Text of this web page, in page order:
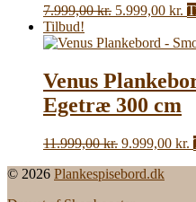
7.999,00kr. Den
pris
7.999,00 kr..
5.999,00 kr.
Tilbud!
Venus
Egetræ 300 cm
11.999,00kr. Den
pris
9.999,00 kr.
© 2026 Plankespisebord.dk